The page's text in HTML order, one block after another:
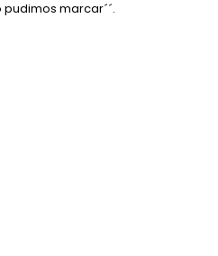
marcar´´.